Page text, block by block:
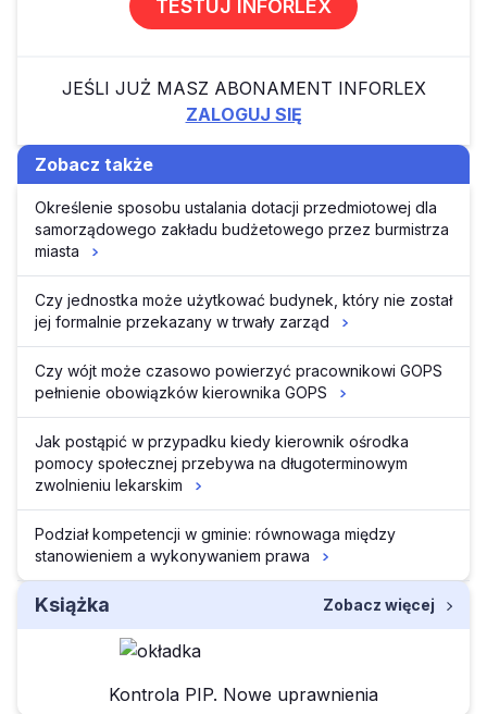
TESTUJ INFORLEX
JEŚLI JUŻ MASZ ABONAMENT INFORLEX
ZALOGUJ SIĘ
Zobacz także
Określenie sposobu ustalania dotacji przedmiotowej dla
samorządowego zakładu budżetowego przez burmistrza
miasta
Czy jednostka może użytkować budynek, który nie został
jej formalnie przekazany w trwały zarząd
Czy wójt może czasowo powierzyć pracownikowi GOPS
pełnienie obowiązków kierownika GOPS
Jak postąpić w przypadku kiedy kierownik ośrodka
pomocy społecznej przebywa na długoterminowym
zwolnieniu lekarskim
Podział kompetencji w gminie: równowaga między
stanowieniem a wykonywaniem prawa
Książka Zobacz więcej
Kontrola PIP. Nowe uprawnienia